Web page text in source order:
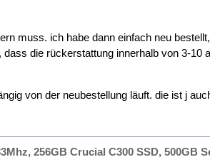
muss. ich habe dann einfach neu
die rückerstattung innerhalb von 3-10
von der neubestellung läuft. die ist j
256GB Crucial C300 SSD, 500GB